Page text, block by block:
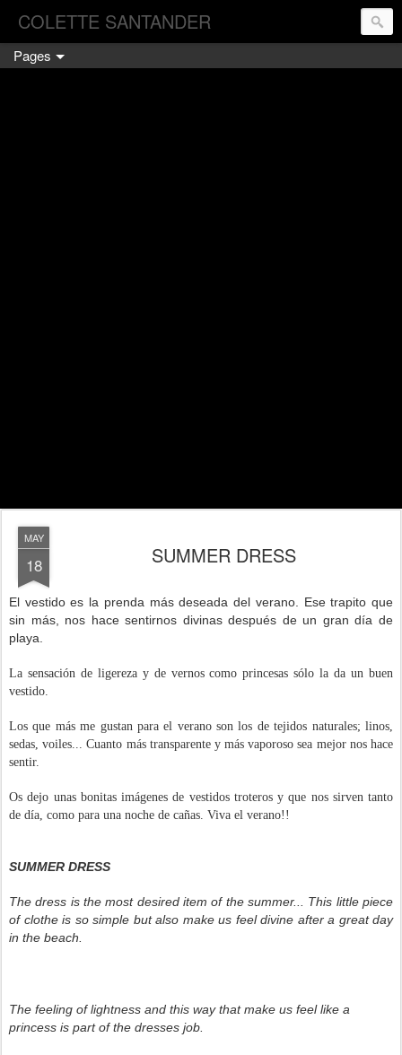
COLETTE SANTANDER
Pages
MAY
18 SUMMER DRESS
El vestido es la prenda más deseada del verano. Ese trapito que
sin más, nos hace sentirnos divinas después de un gran día de
playa.
La sensación de ligereza y de vernos como princesas sólo la da un buen
vestido.
Los que más me gustan para el verano son los de tejidos naturales; linos,
sedas, voiles... Cuanto más transparente y más vaporoso sea mejor nos hace
sentir.
Os dejo unas bonitas imágenes de vestidos troteros y que nos sirven tanto
de día, como para una noche de cañas. Viva el verano!!
SUMMER DRESS
The dress is the most desireditem of thesummer..
This little piece
of clothe is so simple but also make us feel divine after a great day
in the beach
The feeling of lightness and this way that make us feel like a
princess is part of the dresses job